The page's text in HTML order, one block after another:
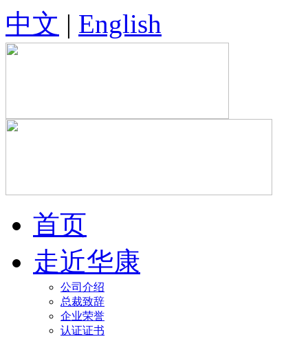
中文 | English
首页
走近华康
公司介绍
总裁致辞
企业荣誉
认证证书